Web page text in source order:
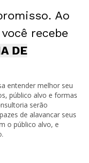
Ao
você recebe
DE
entender melhor seu
público alvo e formas
serão
de alavancar seus
o público alvo, e